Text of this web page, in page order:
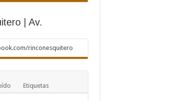
| Av.
rinconesquitero
Etiquetas